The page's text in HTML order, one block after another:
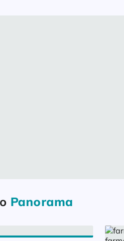
Panorama